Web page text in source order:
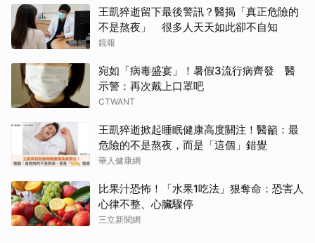
王凱猝逝留下最後警訊？醫揭「真正危險的
不是熬夜」 很多人天天如此卻不自知
鏡報
宛如「病毒盛宴」！暑假3流行病齊發 醫
示警：再次戴上口罩吧
CTWANT
王凱猝逝掀起睡眠健康高度關注！醫籲：最
危險的不是熬夜，而是「這個」錯覺
華人健康網
比果汁恐怖！「水果1吃法」狠奪命：恐害人
心律不整、心臟驟停
三立新聞網